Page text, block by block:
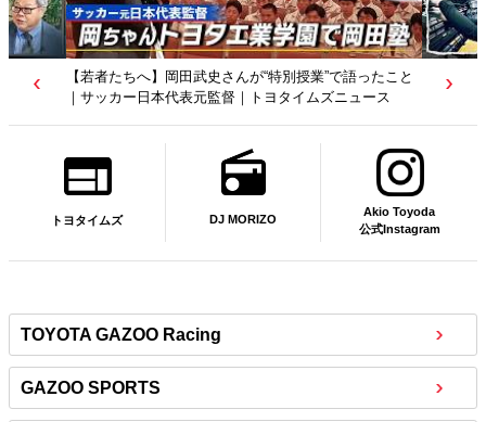
【若者たちへ】岡田武史さんが“特別授業”で語ったこと
｜サッカー日本代表元監督｜トヨタイムズニュース
トヨタイムズ DJ MORIZO
Akio Toyoda
公式Instagram
TOYOTA GAZOO Racing
GAZOO SPORTS